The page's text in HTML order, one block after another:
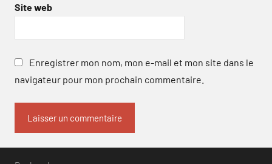
Site web
Enregistrer mon nom, mon e-mail et mon site dans le
navigateur pour mon prochain commentaire.